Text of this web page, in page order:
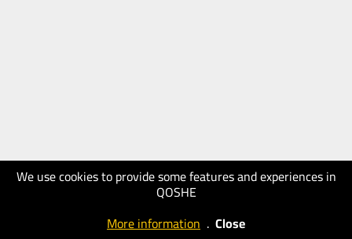
We use cookies to provide some features and experiences in
QOSHE
More information . Close